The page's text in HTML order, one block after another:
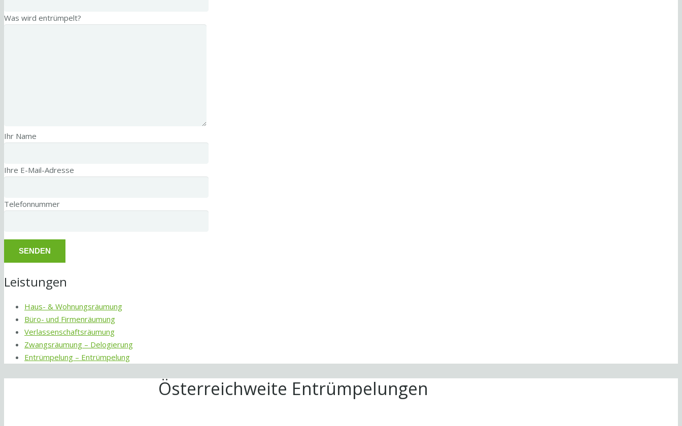
Was wird entrümpelt?
Ihr Name
Ihre E-Mail-Adresse
Telefonnummer
Leistungen
Haus- & Wohnungsräumung
Büro- und Firmenräumung
Verlassenschaftsräumung
Zwangsräumung – Delogierung
Entrümpelung – Entrümpelung
Österreichweite Entrümpelungen